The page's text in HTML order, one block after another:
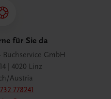
für Sie da
Buchservice GmbH
| 4020 Linz
Austria
778241